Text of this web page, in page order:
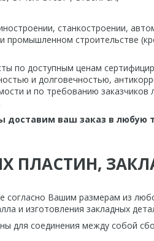
станкостроении,
промышленном строительстве
по доступным ценам
и долговечностью,
и по требованию заказчиков
доставим ваш заказ в любую
ПЛАСТИН,
согласно Вашим размерам из
и изготовления закладных
для соединения между собой